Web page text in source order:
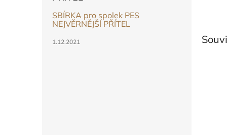
SBÍRKA pro spolek PES
NEJVĚRNĚJŠÍ PŘÍTEL
1.12.2021